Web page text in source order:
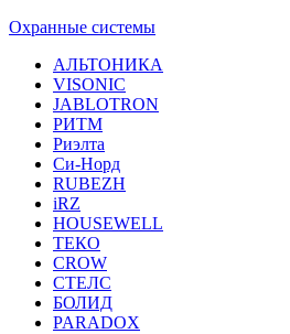
Охранные системы
АЛЬТОНИКА
VISONIC
JABLOTRON
РИТМ
Риэлта
Си-Норд
RUBEZH
iRZ
HOUSEWELL
ТЕКО
CROW
СТЕЛС
БОЛИД
PARADOX